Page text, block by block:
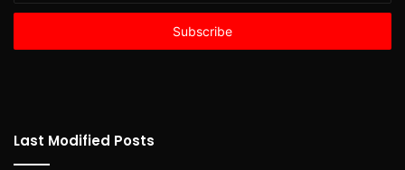
Email
Last Modified Posts